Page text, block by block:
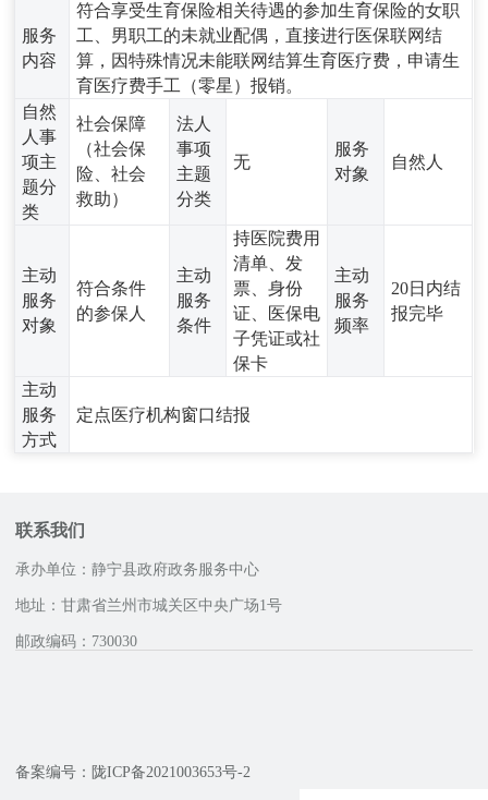
服务
内容
符合享受生育保险相关待遇的参加生育保险的女职
工、男职工的未就业配偶，直接进行医保联网结
算，因特殊情况未能联网结算生育医疗费，申请生
育医疗费手工（零星）报销。
自然
人事
项主
题分
类
社会保障
（社会保
险、社会
救助）
法人
事项
主题
分类
无
服务
对象
自然人
主动
服务
对象
符合条件
的参保人
主动
服务
条件
持医院费用
清单、发
票、身份
证、医保电
子凭证或社
保卡
主动
服务
频率
20日内结
报完毕
主动
服务
方式
定点医疗机构窗口结报
联系我们
承办单位：静宁县政府政务服务中心
地址：甘肃省兰州市城关区中央广场1号
邮政编码：730030
备案编号：陇ICP备2021003653号-2